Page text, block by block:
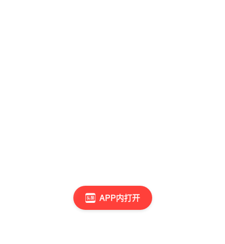
APP内打开